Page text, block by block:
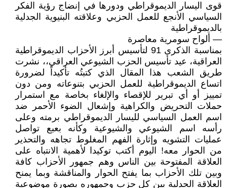
قوى اليسار الديموقراطي ودورها في إنضاج رؤية الفكر
السياسي الأنجع للعمل الحزبي وعلاقته البنيوية الجدلية
بالديموقراطية
— ألواح سومرية معاصرة
بمناسبة الذكرى 91 لتأسيس أبرز الأحزاب الديموقراطية
العراقية، عيد تأسيس الحزب الشيوعي العراقي،، نشرت
طريق الشعب هذا المقال الذي كتبتُه تأكيداً لضرورة
اتساع الديموقراطية للعمل الحزبي بتنوعاته ومن دون
تمييز أو أي تبرير للإقصاء والإلغاء بخاصة مع استمرار
حملات التحريض والكراهية وإشعال الضوء الأحمر ضد
اسم العمل السياسي لليسار الديموقراطي برمته وعلى
رأسه اسم الشيوعي والشيوعية وكأنه بعبع تواصل
عمليات التشويه وإثارة الفهم المغلوط تجاهه والتحذير
من الحوار معه! اليوم أكتب توكيدا لأهمية الانتباه على
العلاقة المفتوحة بين الناس وهم جمهور الأحزاب كافة
وبين تلك الأحزاب بما يفتح الحوار والمناقشة وبما يمنح
العلاقة الجدلية بين كل حزب وجمهوره بصورة موضوعية